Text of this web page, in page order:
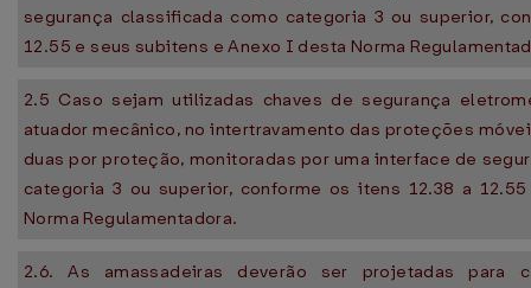
segurança classificada como categoria 3 ou superior,
12.55 e seus subitens e Anexo I desta Norma
2.5 Caso sejam utilizadas chaves de segurança
atuador mecânico, no intertravamento das proteções
duas por proteção, monitoradas por uma interface de
categoria 3 ou superior, conforme os itens 12.38 a
Norma Regulamentadora.
2.6. As amassadeiras deverão ser projetadas para